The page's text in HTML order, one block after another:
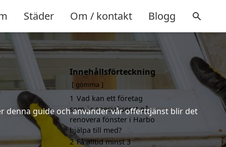
Städer Om / kontakt Blogg
denna guide och använder vår offerttjänst blir det
Innehållsförteckning
gömma
1 Vad kan ett företag
som är specialiserat på
renovera fönster i Harbo
hjälpa till med?
2 Få alltid minst 3